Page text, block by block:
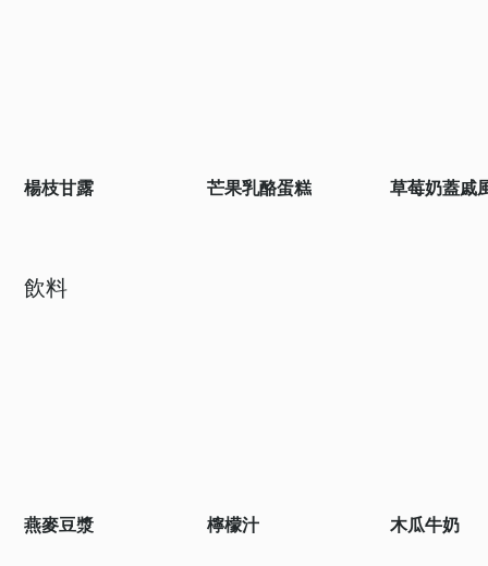
楊枝甘露 芒果乳酪蛋糕 草莓奶蓋戚
飲料
燕麥豆漿 檸檬汁 木瓜牛奶